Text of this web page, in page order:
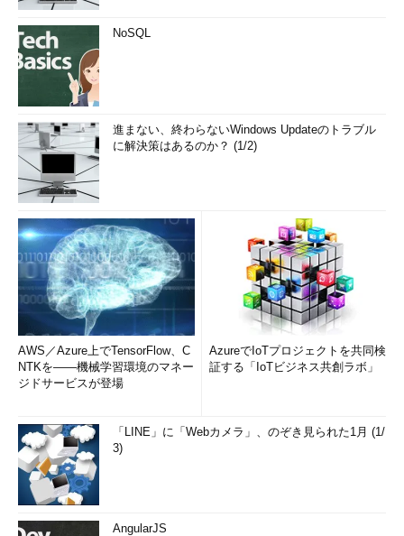
NoSQL
進まない、終わらないWindows Updateのトラブル
に解決策はあるのか？ (1/2)
AWS／Azure上でTensorFlow、C
NTKを――機械学習環境のマネー
ジドサービスが登場
AzureでIoTプロジェクトを共同検
証する「IoTビジネス共創ラボ」
「LINE」に「Webカメラ」、のぞき見られた1月 (1/
3)
AngularJS